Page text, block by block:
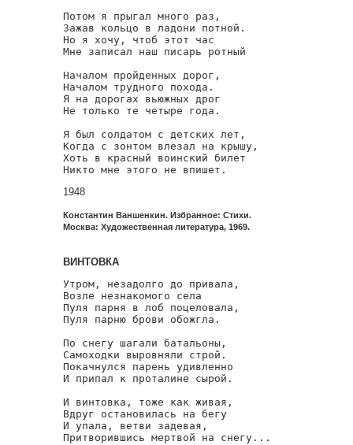
Потом я прыгал много раз,
Зажав кольцо в ладони потной.
Но я хочу, чтоб этот час
Мне записал наш писарь ротный
Началом пройденных дорог,
Началом трудного похода.
Я на дорогах вьюжных дрог
Не только те четыре года.
Я был солдатом с детских лет,
Когда с зонтом влезал на крышу,
Хоть в красный воинский билет
Никто мне этого не впишет.
1948
Константин Ваншенкин. Избранное: Стихи.
Москва: Художественная литература, 1969.
ВИНТОВКА
Утром, незадолго до привала,
Возле незнакомого села
Пуля парня в лоб поцеловала,
Пуля парню брови обожгла.
По снегу шагали батальоны,
Самоходки выровняли строй.
Покачнулся парень удивленно
И припал к проталине сырой.
И винтовка, тоже как живая,
Вдруг остановилась на бегу
И упала, ветви задевая,
Притворившись мертвой на снегу...